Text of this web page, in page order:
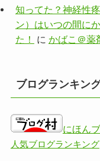
知ってた？神経性
ン）はいつの間に
た！
に かばこ＠薬
ブログランキン
にほん
人気ブログランキング